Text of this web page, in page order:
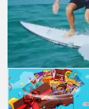
מה שעובר עליי
שומרים על הגוף
פיננסי וכלכלה
בין הסדינים